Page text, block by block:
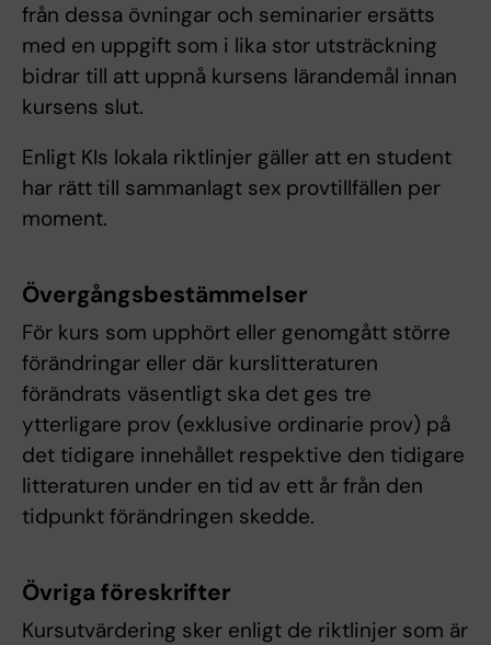
från dessa övningar och seminarier ersätts
med en uppgift som i lika stor utsträckning
bidrar till att uppnå kursens lärandemål innan
kursens slut.
Enligt KIs lokala riktlinjer gäller att en student
har rätt till sammanlagt sex provtillfällen per
moment.
Övergångsbestämmelser
För kurs som upphört eller genomgått större
förändringar eller där kurslitteraturen
förändrats väsentligt ska det ges tre
ytterligare prov (exklusive ordinarie prov) på
det tidigare innehållet respektive den tidigare
litteraturen under en tid av ett år från den
tidpunkt förändringen skedde.
Övriga föreskrifter
Kursutvärdering sker enligt de riktlinjer som är